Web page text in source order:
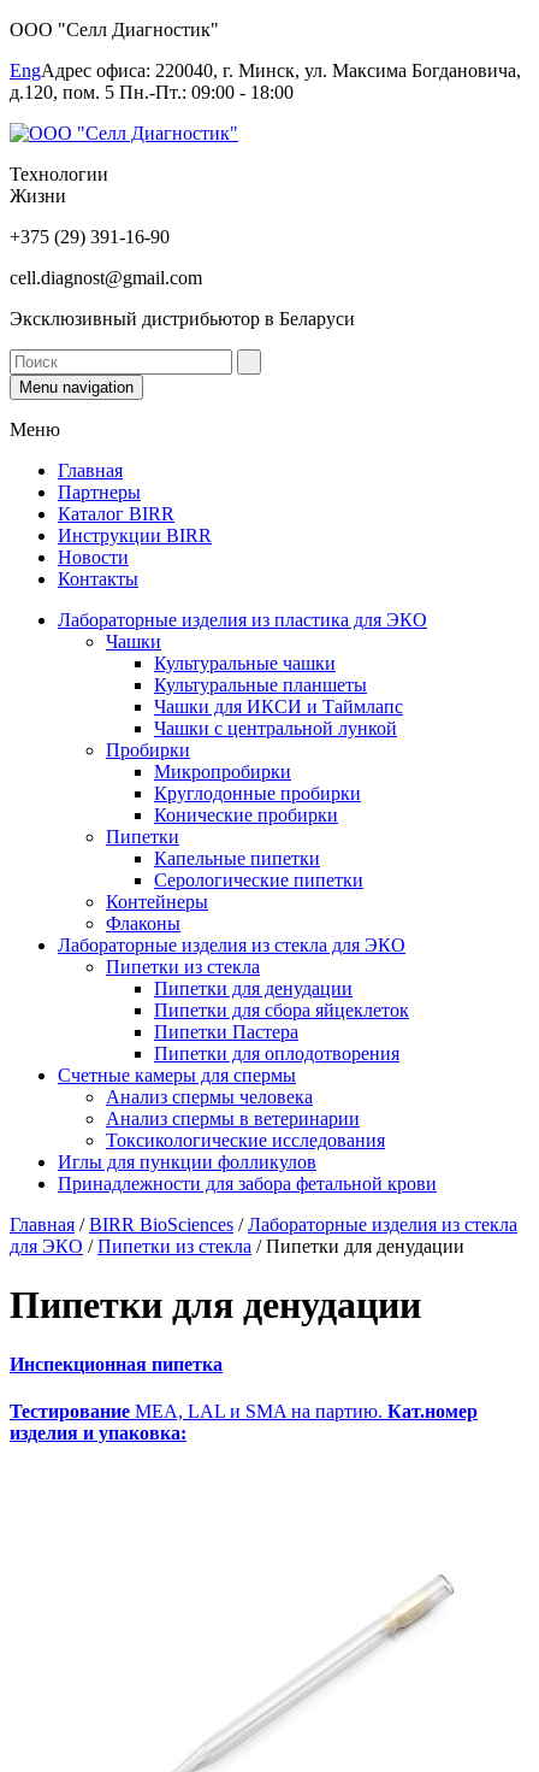
ООО "Селл Диагностик"
EngАдрес офиса: 220040, г. Минск, ул. Максима Богдановича,
д.120, пом. 5 Пн.-Пт.: 09:00 - 18:00
Технологии
Жизни
+375 (29) 391-16-90
cell.diagnost@gmail.com
Эксклюзивный дистрибьютор в Беларуси
Menu navigation
Меню
Главная
Партнеры
Каталог BIRR
Инструкции BIRR
Новости
Контакты
Лабораторные изделия из пластика для ЭКО
Чашки
Культуральные чашки
Культуральные планшеты
Чашки для ИКСИ и Таймлапс
Чашки с центральной лункой
Пробирки
Микропробирки
Круглодонные пробирки
Конические пробирки
Пипетки
Капельные пипетки
Серологические пипетки
Контейнеры
Флаконы
Лабораторные изделия из стекла для ЭКО
Пипетки из стекла
Пипетки для денудации
Пипетки для сбора яйцеклеток
Пипетки Пастера
Пипетки для оплодотворения
Счетные камеры для спермы
Анализ спермы человека
Анализ спермы в ветеринарии
Токсикологические исследования
Иглы для пункции фолликулов
Принадлежности для забора фетальной крови
Главная /BIRR BioSciences /Лабораторные изделия из стекла
для ЭКО /Пипетки из стекла /Пипетки для денудации
Пипетки для денудации
Инспекционная пипетка
Тестирование MEA, LAL и SMA на партию. Кат.номер
изделия и упаковка: